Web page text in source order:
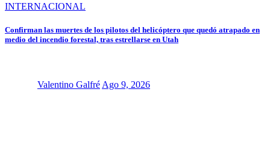
INTERNACIONAL
Confirman las muertes de los pilotos del helicóptero que quedó atrapado en
medio del incendio forestal, tras estrellarse en Utah
Valentino Galfré Ago 9, 2026